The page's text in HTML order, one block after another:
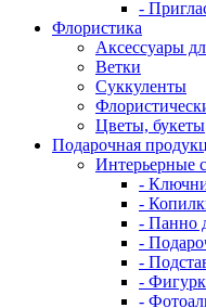
-
Флористика
Аксессуары
Ветки
Суккуленты
Цветы, букеты
Подарочная
Интерьерные
-
-
- Панно
-
-
-
-